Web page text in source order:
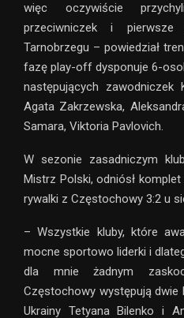
więc oczywiście
przeciwniczek i
Tarnobrzegu – powiedział
fazę play-off dysponuje 6-
następujących zawodniczek
Agata Zakrzewska,
Samara, Viktoria Pavlovich.
W sezonie zasadniczym
Mistrz Polski, odniósł
rywalki z Częstochowy 3:2 u
– Wszystkie kluby, które
mocne sportowo liderki i
dla mnie żadnym
Częstochowy występują
Ukrainy Tetyana Bilenko i